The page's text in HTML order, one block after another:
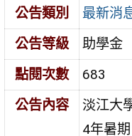
公告類別
最新消
公告等級
助學金
點閱次數
683
公告內容
淡江大
4年暑